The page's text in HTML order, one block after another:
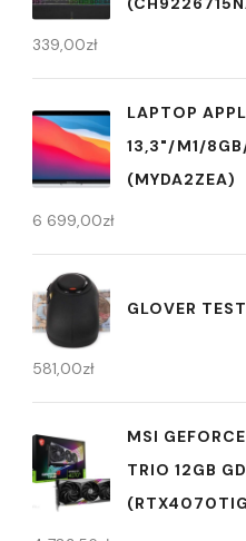
339,00zł
LAPTOP
13,3"/M1/
(MYDA2ZEA)
6 699,00zł
GLOVER
581,00zł
MSI
TRIO 12GB